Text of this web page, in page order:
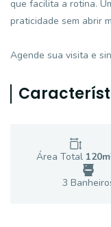
que facilita a rotina.
praticidade sem abrir
Agende sua visita e
Área Total 120
3 Banheiro